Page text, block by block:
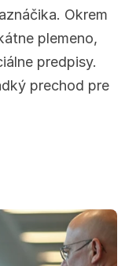
Okrem
plemeno,
predpisy.
prechod pre